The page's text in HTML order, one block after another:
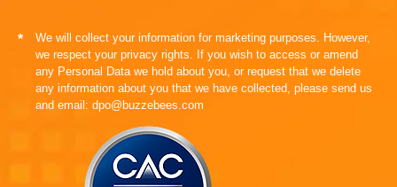
*
We will collect your information for marketing purposes. However,
we respect your privacy rights. If you wish to access or amend
any Personal Data we hold about you, or request that we delete
any information about you that we have collected, please send us
and email: dpo@buzzebees.com